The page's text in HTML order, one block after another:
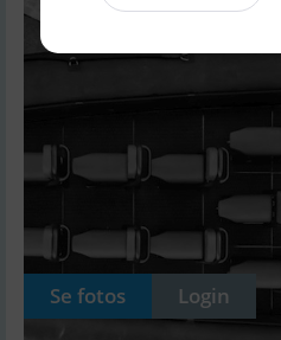
Se fotos Login